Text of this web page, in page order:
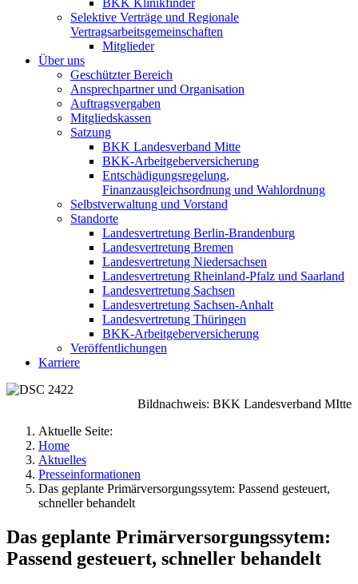
BKK Klinikfinder
Selektive Verträge und Regionale
Vertragsarbeitsgemeinschaften
Mitglieder
Über uns
Geschützter Bereich
Ansprechpartner und Organisation
Auftragsvergaben
Mitgliedskassen
Satzung
BKK Landesverband Mitte
BKK-Arbeitgeberversicherung
Entschädigungsregelung,
Finanzausgleichsordnung und Wahlordnung
Selbstverwaltung und Vorstand
Standorte
Landesvertretung Berlin-Brandenburg
Landesvertretung Bremen
Landesvertretung Niedersachsen
Landesvertretung Rheinland-Pfalz und Saarland
Landesvertretung Sachsen
Landesvertretung Sachsen-Anhalt
Landesvertretung Thüringen
BKK-Arbeitgeberversicherung
Veröffentlichungen
Karriere
Bildnachweis: BKK Landesverband MItte
Aktuelle Seite:
Home
Aktuelles
Presseinformationen
Das geplante Primärversorgungssytem: Passend gesteuert,
schneller behandelt
Das geplante Primärversorgungssytem:
Passend gesteuert, schneller behandelt